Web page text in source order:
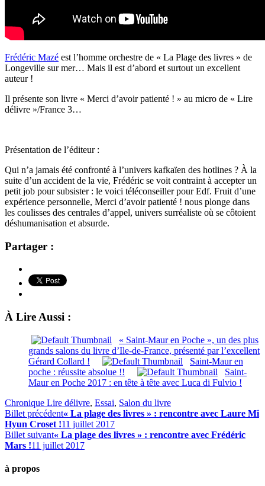
Frédéric Mazé est l’homme orchestre de « La Plage des livres » de
Longeville sur mer… Mais il est d’abord et surtout un excellent
auteur !
Il présente son livre « Merci d’avoir patienté ! » au micro de « Lire
délivre »/France 3…
Présentation de l’éditeur :
Qui n’a jamais été confronté à l’univers kafkaïen des hotlines ? À la
suite d’un accident de la vie, Frédéric se voit contraint à accepter un
petit job pour subsister : le voici téléconseiller pour Edf. Fruit d’une
expérience personnelle, Merci d’avoir patienté ! nous plonge dans
les coulisses des centrales d’appel, univers surréaliste où se côtoient
déshumanisation et absurde.
Partager :
À Lire Aussi :
« Saint-Maur en Poche », un des plus
grands salons du livre d’Ile-de-France, présenté par l’excellent
Gérard Collard !
Saint-Maur en
poche : réussite absolue !!
Saint-
Maur en Poche 2017 : en tête à tête avec Luca di Fulvio !
Chronique Lire délivre, Essai, Salon du livre
Billet précédent« La plage des livres » : rencontre avec Laure Mi
Hyun Croset !11 juillet 2017
Billet suivant« La plage des livres » : rencontre avec Frédéric
Mars !11 juillet 2017
à propos